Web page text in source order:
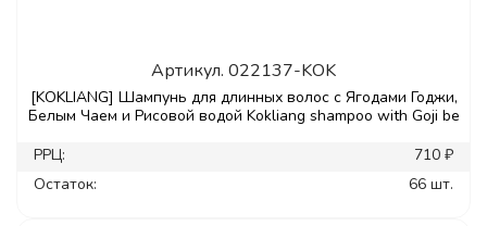
Артикул. 022137-KOK
[KOKLIANG] Шампунь для длинных волос с Ягодами Годжи,
Белым Чаем и Рисовой водой Kokliang shampoo with Goji be
РРЦ:
710 ₽
Остаток:
66 шт.